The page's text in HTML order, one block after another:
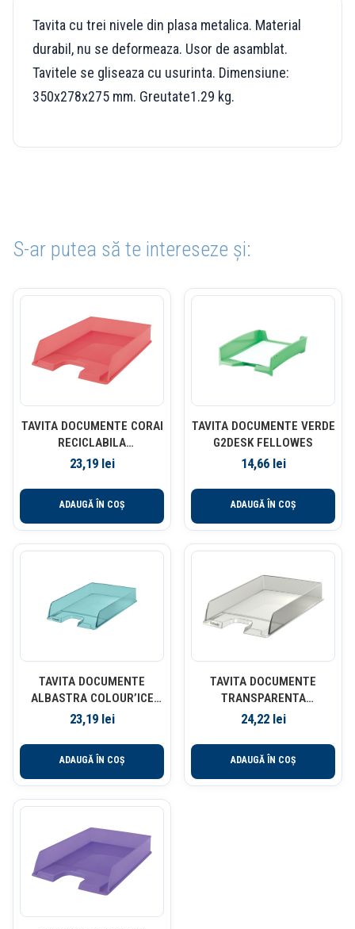
Tavita cu trei nivele din plasa metalica. Material
durabil, nu se deformeaza. Usor de asamblat.
Tavitele se gliseaza cu usurinta. Dimensiune:
350x278x275 mm. Greutate1.29 kg.
S-ar putea să te intereseze și:
TAVITA DOCUMENTE CORAI
RECICLABILA
COLOUR’BREEZE ESSELTE
23,19 lei
ADAUGĂ ÎN COȘ
TAVITA DOCUMENTE VERDE
G2DESK FELLOWES
14,66 lei
ADAUGĂ ÎN COȘ
TAVITA DOCUMENTE
ALBASTRA COLOUR’ICE
ESSELTE
23,19 lei
ADAUGĂ ÎN COȘ
TAVITA DOCUMENTE
TRANSPARENTA
EUROPOST ESSELTE
24,22 lei
ADAUGĂ ÎN COȘ